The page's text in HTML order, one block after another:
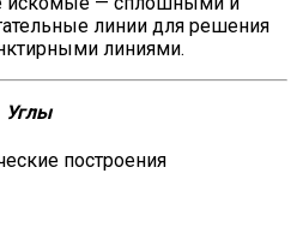
линии для решения
линиями.
Углы